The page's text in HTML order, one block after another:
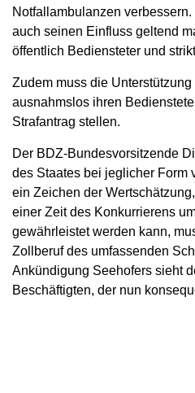
Notfallambulanzen
auch seinen Einfluss geltend
öffentlich Bediensteter und
Zudem muss die
ausnahmslos ihren
Strafantrag stellen.
Der BDZ-Bundesvorsitzende
des Staates bei jeglicher Form
ein Zeichen der
einer Zeit des Konkurrierens
gewährleistet werden kann,
Zollberuf des umfassenden
Ankündigung Seehofers sieht
Beschäftigten, der nun